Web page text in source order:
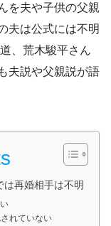
を夫や子供の父親
夫は公式には不明
、荒木駿平さん
夫説や父親説が語
再婚相手は不明
れていない